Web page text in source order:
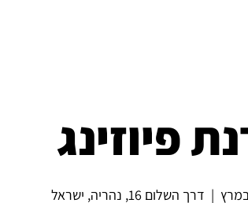
פיוזינג
  |
דרך השלום 16, נהריה, ישראל